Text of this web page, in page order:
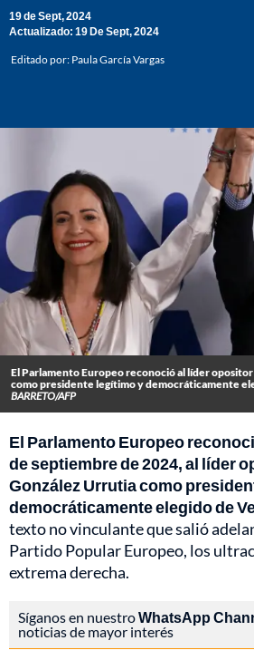
19 de Sept, 2024
Actualizado: 19 De Sept, 2024
Editado por: Paula García Vargas
El Parlamento Europeo reconoció al líder
como presidente legítimo y democráticamente
BARRETO/AFP
El Parlamento Europeo
de septiembre de 2024, al líder
González Urrutia como
democráticamente elegido de
texto no vinculante que salió
Partido Popular Europeo, los
extrema derecha.
Síganos en nuestroWhatsApp
noticias de mayor interés